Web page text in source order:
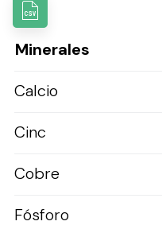
Minerales
Calcio
Cinc
Cobre
Fósforo